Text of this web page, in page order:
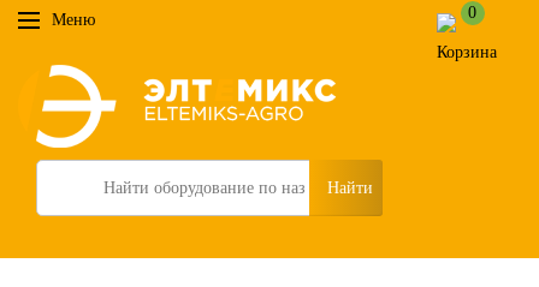
Меню 0
Search